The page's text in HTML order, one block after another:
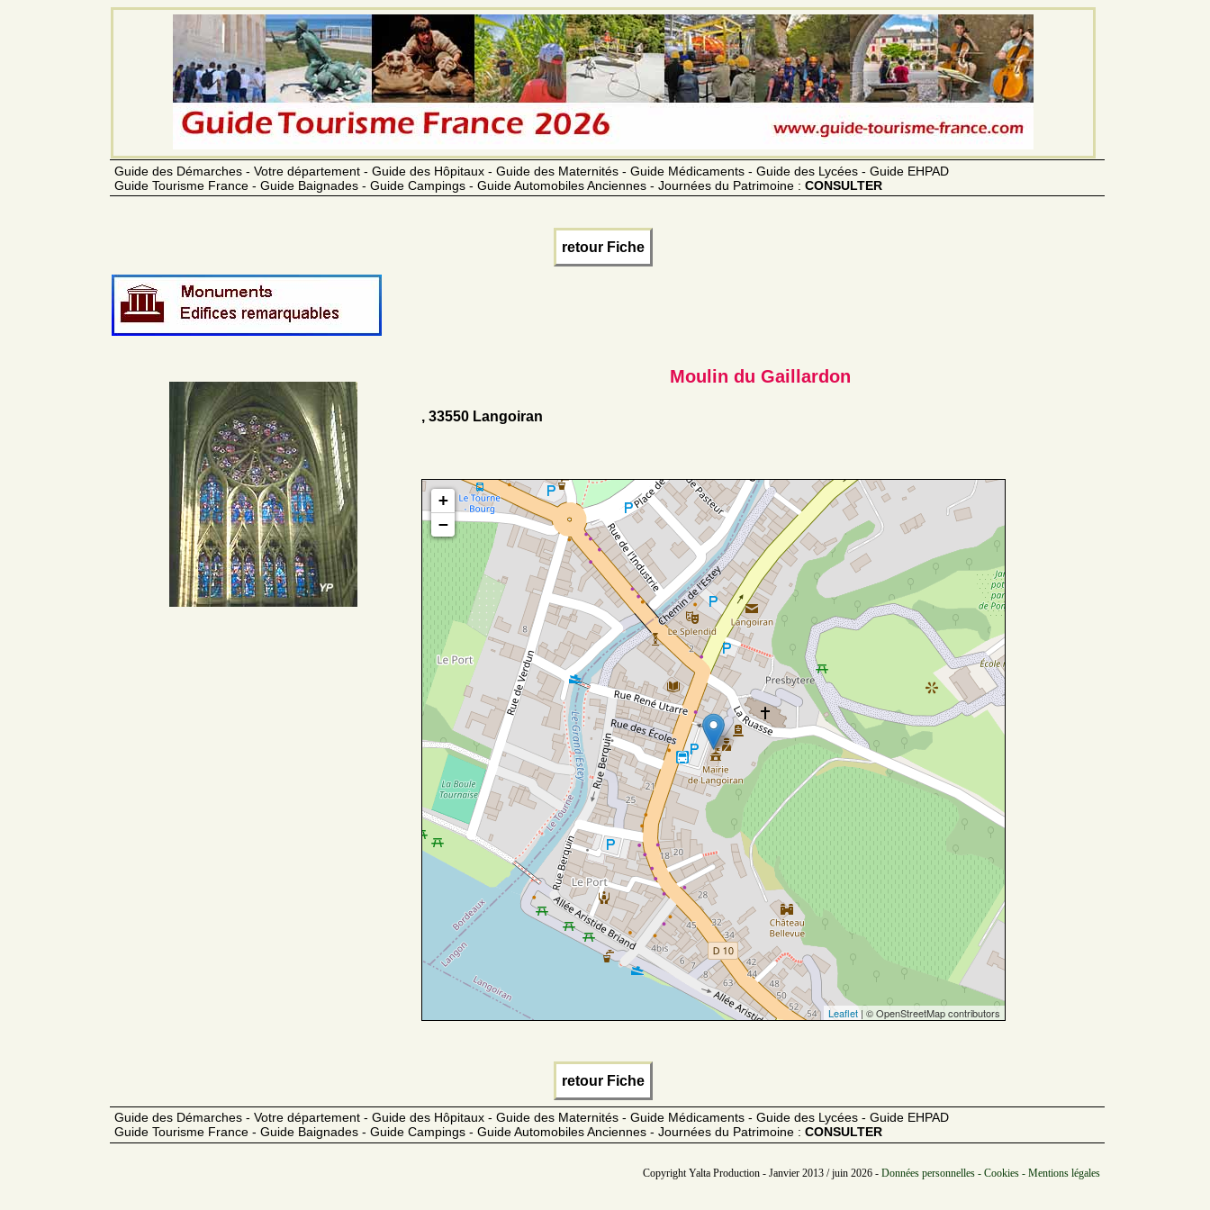
Guide des Démarches - Votre département - Guide des Hôpitaux - Guide des Maternités - Guide Médicaments - Guide des Lycées - Guide EHPAD
Guide Tourisme France - Guide Baignades - Guide Campings - Guide Automobiles Anciennes - Journées du Patrimoine : CONSULTER
retour Fiche
Moulin du Gaillardon
, 33550 Langoiran
+
−
Leaflet| © OpenStreetMap contributors
retour Fiche
Guide des Démarches - Votre département - Guide des Hôpitaux - Guide des Maternités - Guide Médicaments - Guide des Lycées - Guide EHPAD
Guide Tourisme France - Guide Baignades - Guide Campings - Guide Automobiles Anciennes - Journées du Patrimoine : CONSULTER
Copyright Yalta Production - Janvier 2013 / juin 2026 - Données personnelles - Cookies - Mentions légales